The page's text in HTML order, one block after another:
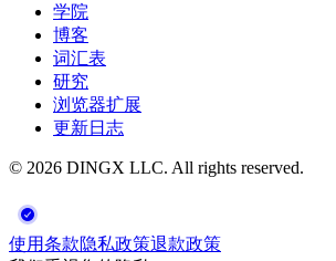
学院
博客
词汇表
研究
浏览器扩展
更新日志
© 2026 DINGX LLC. All rights reserved.
使用条款隐私政策退款政策